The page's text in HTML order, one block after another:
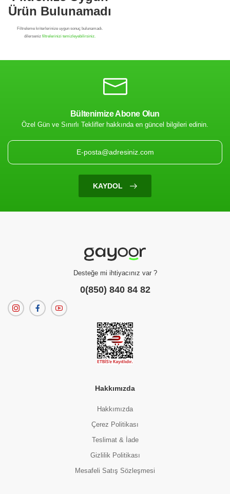
Filtrenize Uygun
Ürün Bulunamadı
Bültenimize Abone Olun
Özel Gün ve Sınırlı Teklifler hakkında en güncel bilgileri edinin.
KAYDOL
Desteğe mi ihtiyacınız var ?
0(850) 840 84 82
Hakkımızda
Hakkımızda
Çerez Politikası
Teslimat & İade
Gizlilik Politikası
Mesafeli Satış Sözleşmesi